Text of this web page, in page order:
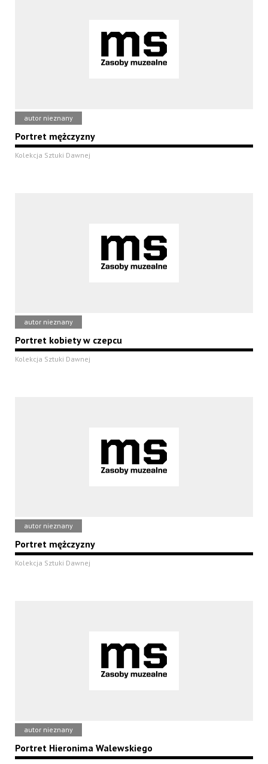
autor nieznany
Portret mężczyzny
Kolekcja Sztuki Dawnej
autor nieznany
Portret kobiety w czepcu
Kolekcja Sztuki Dawnej
autor nieznany
Portret mężczyzny
Kolekcja Sztuki Dawnej
autor nieznany
Portret Hieronima Walewskiego